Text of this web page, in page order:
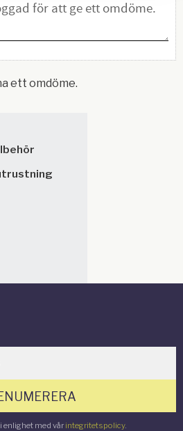
ett omdöme.
enlighet med vår integritetspolicy.